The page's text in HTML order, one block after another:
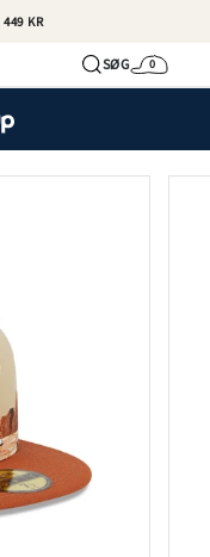
KR
SØGKurv
0